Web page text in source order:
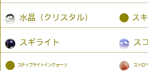
水晶（クリスタル） ● ス
スギライト ス
● スティブナイトインクォーツ ストロ